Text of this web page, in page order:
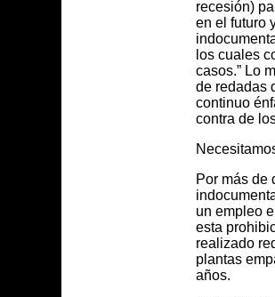
recesión)
en el futuro
los cuales
casos.” Lo
de redadas
continuo
contra de
Por más de
un empleo
esta
realizado
plantas
años.